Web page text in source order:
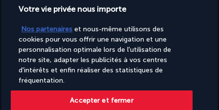
Informations utiles
Turkish Airlines Holidays
Noté4,2/ 5
Votre vie privée nous importe
Nos partenaires et nous-même utilisons des
cookies pour vous offrir une navigation et une
personnalisation optimale lors de l'utilisation de
notre site, adapter les publicités à vos centres
d'intérêts et enfin réaliser des statistiques de
fréquentation.
Accepter et fermer